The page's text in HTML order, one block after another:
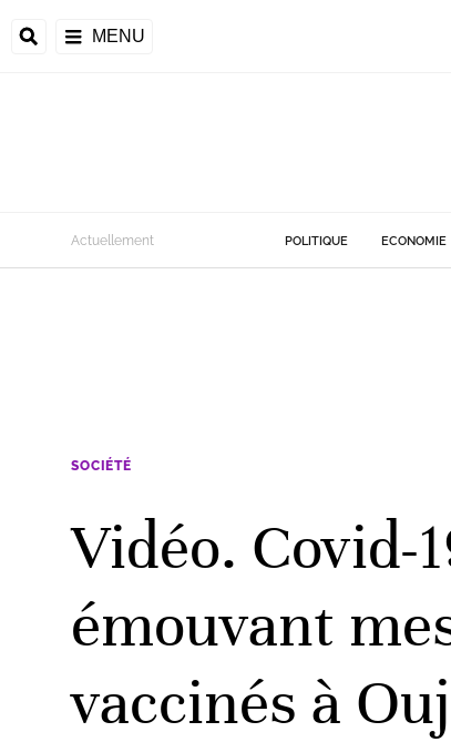
MENU
Actuellement POLITIQUE ECONOMIE
SOCIÉTÉ
Vidéo. Covid-
émouvant
vaccinés à